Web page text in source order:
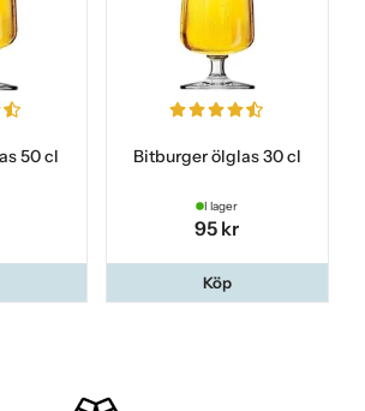
50 cl Bitburger ölglas 30 cl
I lager
95 kr
Köp